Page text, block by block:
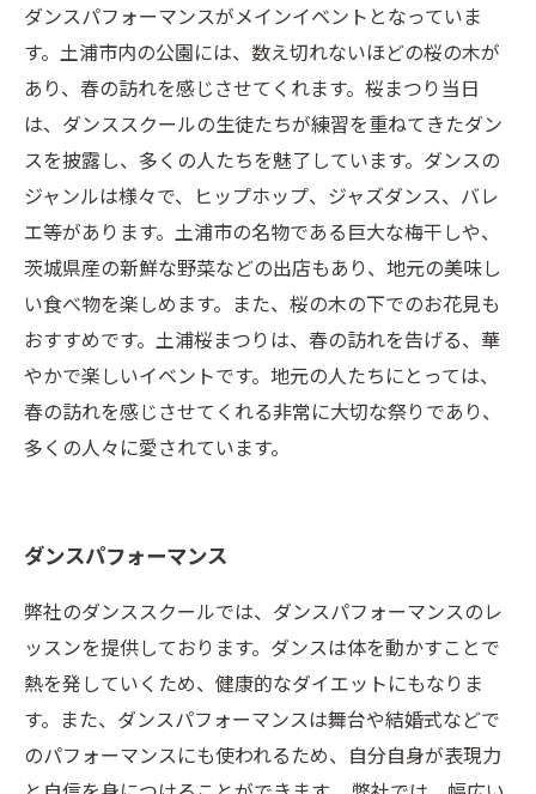
ダンスパフォーマンスがメインイベントとなっていま
す。土浦市内の公園には、数え切れないほどの桜の木が
あり、春の訪れを感じさせてくれます。桜まつり当日
は、ダンススクールの生徒たちが練習を重ねてきたダン
スを披露し、多くの人たちを魅了しています。ダンスの
ジャンルは様々で、ヒップホップ、ジャズダンス、バレ
エ等があります。土浦市の名物である巨大な梅干しや、
茨城県産の新鮮な野菜などの出店もあり、地元の美味し
い食べ物を楽しめます。また、桜の木の下でのお花見も
おすすめです。土浦桜まつりは、春の訪れを告げる、華
やかで楽しいイベントです。地元の人たちにとっては、
春の訪れを感じさせてくれる非常に大切な祭りであり、
多くの人々に愛されています。
ダンスパフォーマンス
弊社のダンススクールでは、ダンスパフォーマンスのレ
ッスンを提供しております。ダンスは体を動かすことで
熱を発していくため、健康的なダイエットにもなりま
す。また、ダンスパフォーマンスは舞台や結婚式などで
のパフォーマンスにも使われるため、自分自身が表現力